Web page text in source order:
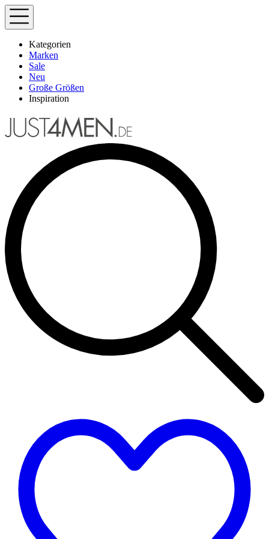
Kategorien
Marken
Sale
Neu
Große Größen
Inspiration